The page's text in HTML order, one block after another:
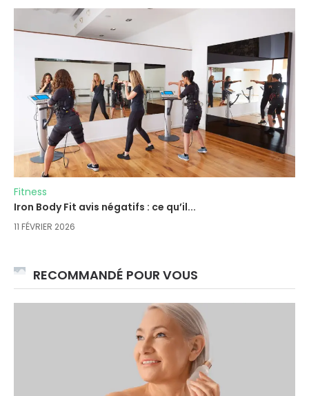
Fitness
Iron Body Fit avis négatifs : ce qu’il...
11 FÉVRIER 2026
RECOMMANDÉ POUR VOUS